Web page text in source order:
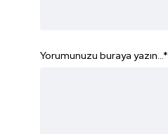
Yorumunuzu buraya yazın...*